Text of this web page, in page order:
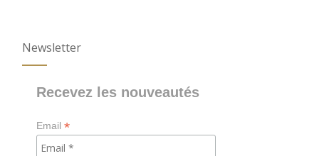
Newsletter
Recevez les nouveautés
Email*